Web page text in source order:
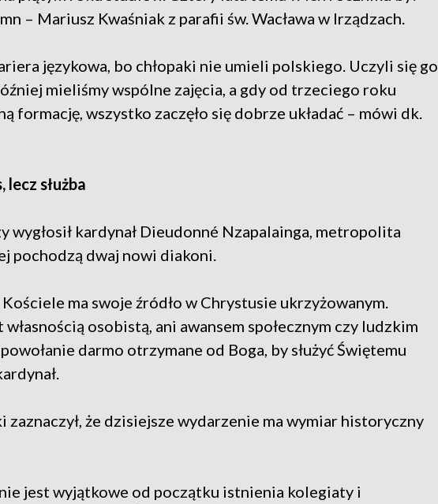
– Mariusz Kwaśniak z parafii św. Wacława w Irządzach.
językowa, bo chłopaki nie umieli polskiego. Uczyli się go
mieliśmy wspólne zajęcia, a gdy od trzeciego roku
formację, wszystko zaczęło się dobrze układać – mówi dk.
lecz służba
wygłosił kardynał Dieudonné Nzapalainga, metropolita
pochodzą dwaj nowi diakoni.
ma swoje źródło w Chrystusie ukrzyżowanym.
własnością osobistą, ani awansem społecznym czy ludzkim
darmo otrzymane od Boga, by służyć Świętemu
zaznaczył, że dzisiejsze wydarzenie ma wymiar historyczny
jest wyjątkowe od początku istnienia kolegiaty i